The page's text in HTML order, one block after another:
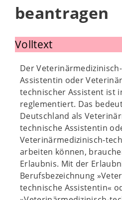
beantragen
Volltext
Der
Assistentin oder
technischer Assistent ist
reglementiert. Das
Deutschland als
technische Assistentin
Veterinärmedizinisch-
arbeiten können,
Erlaubnis. Mit der
Berufsbezeichnung
technische Assistentin«